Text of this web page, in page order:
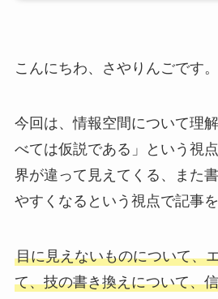
こんにちわ、さやりんごです。
今回は、情報空間について理
べては仮説である」という視
界が違って見えてくる、また
やすくなるという視点で記事
目に見えないものについて、
て、技の書き換えについて、